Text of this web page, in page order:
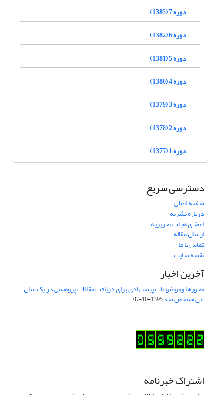
دوره 7 (1383)
دوره 6 (1382)
دوره 5 (1381)
دوره 4 (1380)
دوره 3 (1379)
دوره 2 (1378)
دوره 1 (1377)
دسترسی سریع
صفحه اصلی
درباره نشریه
اعضای هیات تحریریه
ارسال مقاله
تماس با ما
نقشه سایت
آخرین اخبار
محورها وموضوعات پیشنهادی برای دریافت مقالات پژوهشی در یک سال
آتی مشخص شد1395-10-07
اشتراک خبرنامه